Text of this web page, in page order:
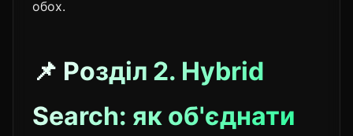
обох.
📌 Розділ 2. Hybrid
Search: як об'єднати